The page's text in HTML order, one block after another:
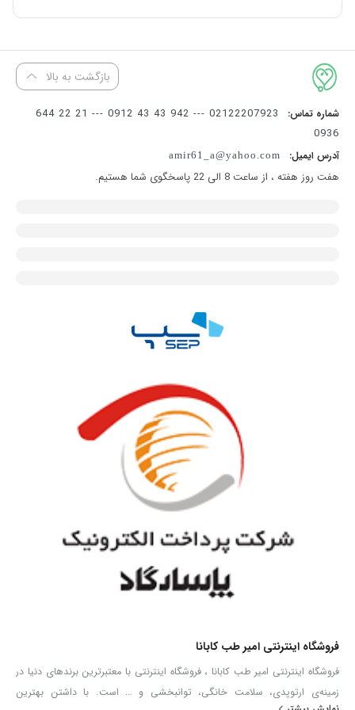
نامحلول شود این پروتئین های دناتوره شده باعث بسته شدن زخم
برای کسب اطلاعات بیشتر درباره انواع کوتر برند استرکس ، هزینه و خرید
کوتر می توانید از لینک زیر استفاده کنید.
خرید کوتر مونوپلار بای پلار استرکس
بسیار رایج بوده این روش قدیمی چندین مشکل داشت . این روشی بسیار
ماند به این دلیل که از طریق هوا ممکن است دوباره دچار عفونت بشود و
به دلیل ماهیت کلی سوختگی سیستم ایمنی بدن توانایی مقابله را ندارد
استفاده از کوتر و کاربرد صحیح آن، مستلزم آشنایی با انواع مختلف این
وسیله ای برای ایجاد برش جراحی یا ایجاد انعقاد در محل مورد نظر
استفاده خواهد شد، ولی برخی تفاوت های اساسی در ساختار و عملکرد آنها
پولار و مونو پولار می پردازیم. در نهایت می توانیم با بررسی مزایا و معایب
هر یک از آنها، در جهت استفاده ی صحیح از electrocautery اقدام نماییم.
کوترهای های بای پولار:
پروسیجرهای جراحی حساس و نزدیک به ارگان های حیاتی بدن است.
استفاده از این نوع cauter در عمل هایی که از حساسیت بالایی
برخوردارند، رایج می باشد. در این نوع کوتر، می توان از پنست های بای
بازگشت به بالا
شماره تماس:
02122207923 --- 942 43 43 0912 --- 21 22 644
0936
آدرس ایمیل: amir61_a@yahoo.com
هفت روز هفته ، از ساعت 8 الی 22 پاسخگوی شما هستیم.
فروشگاه اینترنتی امیر طب کابانا
فروشگاه اینترنتی امیر طب کابانا ، فروشگاه اینترنتی با معتبرترین برندهای دنیا در
زمینه‌ی ارتوپدی، سلامت خانگی، توانبخشی و … است. با داشتن بهترین